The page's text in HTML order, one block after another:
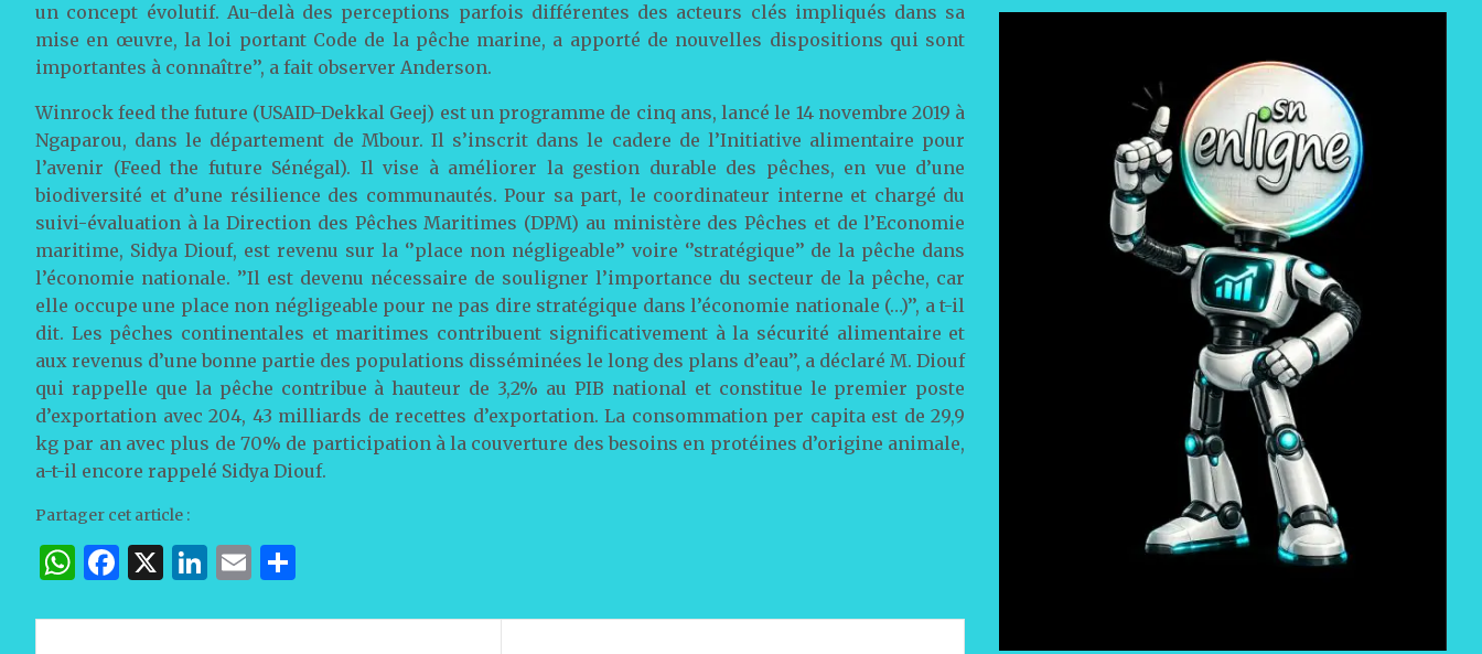
un concept évolutif. Au-delà des perceptions parfois différentes des acteurs clés impliqués dans sa
mise en œuvre, la loi portant Code de la pêche marine, a apporté de nouvelles dispositions qui sont
importantes à connaître’’, a fait observer Anderson.
Winrock feed the future (USAID-Dekkal Geej) est un programme de cinq ans, lancé le 14 novembre 2019 à
Ngaparou, dans le département de Mbour. Il s’inscrit dans le cadere de l’Initiative alimentaire pour
l’avenir (Feed the future Sénégal). Il vise à améliorer la gestion durable des pêches, en vue d’une
biodiversité et d’une résilience des communautés. Pour sa part, le coordinateur interne et chargé du
suivi-évaluation à la Direction des Pêches Maritimes (DPM) au ministère des Pêches et de l’Economie
maritime, Sidya Diouf, est revenu sur la ‘’place non négligeable’’ voire ‘’stratégique’’ de la pêche dans
l’économie nationale. ’’Il est devenu nécessaire de souligner l’importance du secteur de la pêche, car
elle occupe une place non négligeable pour ne pas dire stratégique dans l’économie nationale (…)’’, a t-il
dit. Les pêches continentales et maritimes contribuent significativement à la sécurité alimentaire et
aux revenus d’une bonne partie des populations disséminées le long des plans d’eau’’, a déclaré M. Diouf
qui rappelle que la pêche contribue à hauteur de 3,2% au PIB national et constitue le premier poste
d’exportation avec 204, 43 milliards de recettes d’exportation. La consommation per capita est de 29,9
kg par an avec plus de 70% de participation à la couverture des besoins en protéines d’origine animale,
a-t-il encore rappelé Sidya Diouf.
Partager cet article :
W
at
F
c
X
Li
k
E
ai ta